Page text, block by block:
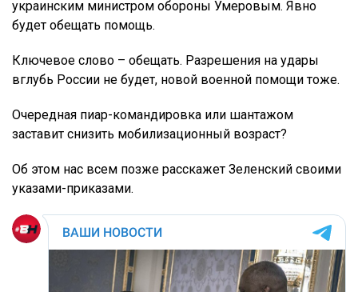
украинским министром обороны Умеровым. Явно
будет обещать помощь.
Ключевое слово – обещать. Разрешения на удары
вглубь России не будет, новой военной помощи тоже.
Очередная пиар-командировка или шантажом
заставит снизить мобилизационный возраст?
Об этом нас всем позже расскажет Зеленский своими
указами-приказами.